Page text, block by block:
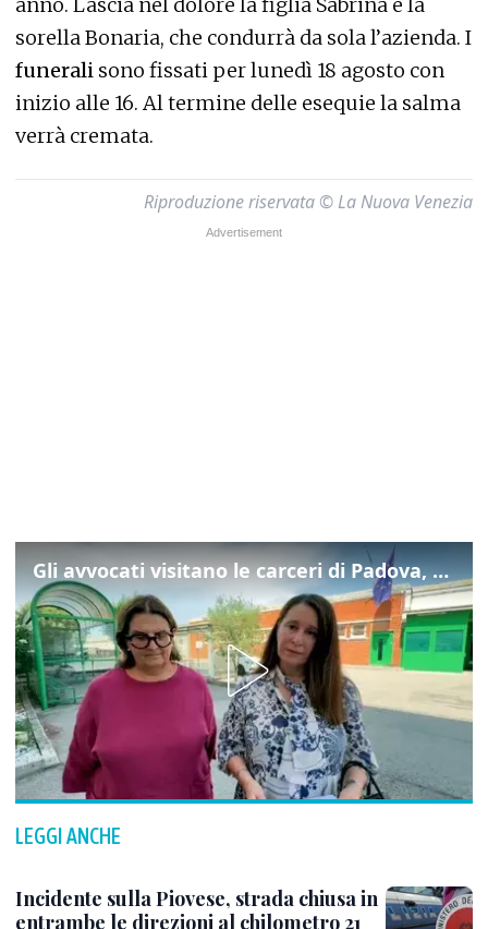
anno. Lascia nel dolore la figlia Sabrina e la
sorella Bonaria, che condurrà da sola l’azienda. I
funerali sono fissati per lunedì 18 agosto con
inizio alle 16. Al termine delle esequie la salma
verrà cremata.
Riproduzione riservata © La Nuova Venezia
Gli avvocati visitano le carceri di Padova, ecco cosa hanno trovato
LEGGI ANCHE
Incidente sulla Piovese, strada chiusa in
entrambe le direzioni al chilometro 21